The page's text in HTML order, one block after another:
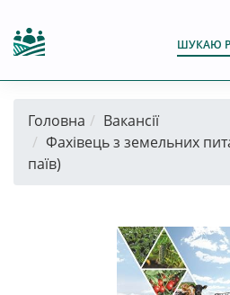
ШУКАЮ
Головна
Вакансії
Фахівець з земельних
паїв)